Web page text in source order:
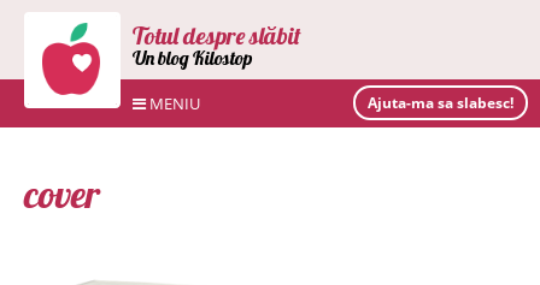
Totul despre slăbit
Un blog Kilostop
MENIU Ajuta-ma sa slabesc!
cover